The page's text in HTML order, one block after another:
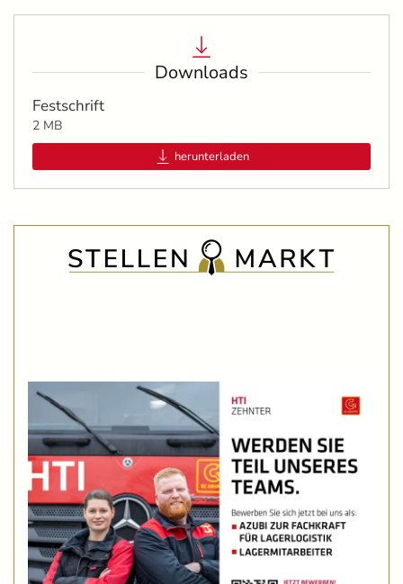
Downloads
Festschrift
2 MB
herunterladen